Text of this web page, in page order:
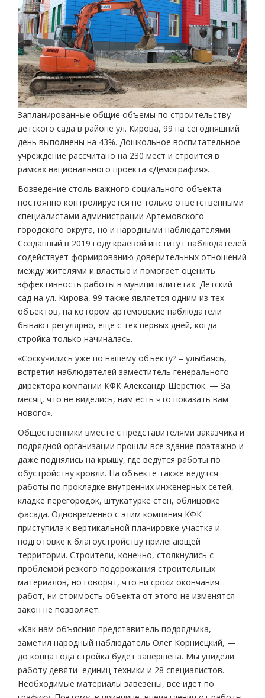
Запланированные общие объемы по строительству
детского сада в районе ул. Кирова, 99 на сегодняшний
день выполнены на 43%. Дошкольное воспитательное
учреждение рассчитано на 230 мест и строится в
рамках национального проекта «Демография».
Возведение столь важного социального объекта
постоянно контролируется не только ответственными
специалистами администрации Артемовского
городского округа, но и народными наблюдателями.
Созданный в 2019 году краевой институт наблюдателей
содействует формированию доверительных отношений
между жителями и властью и помогает оценить
эффективность работы в муниципалитетах. Детский
сад на ул. Кирова, 99 также является одним из тех
объектов, на котором артемовские наблюдатели
бывают регулярно, еще с тех первых дней, когда
стройка только начиналась.
«Соскучились уже по нашему объекту? – улыбаясь,
встретил наблюдателей заместитель генерального
директора компании КФК Александр Шерстюк. — За
месяц, что не виделись, нам есть что показать вам
нового».
Общественники вместе с представителями заказчика и
подрядной организации прошли все здание поэтажно и
даже поднялись на крышу, где ведутся работы по
обустройству кровли. На объекте также ведутся
работы по прокладке внутренних инженерных сетей,
кладке перегородок, штукатурке стен, облицовке
фасада. Одновременно с этим компания КФК
приступила к вертикальной планировке участка и
подготовке к благоустройству прилегающей
территории. Строители, конечно, столкнулись с
проблемой резкого подорожания строительных
материалов, но говорят, что ни сроки окончания
работ, ни стоимость объекта от этого не изменятся —
закон не позволяет.
«Как нам объяснил представитель подрядчика, —
заметил народный наблюдатель Олег Корниецкий, —
до конца года стройка будет завершена. Мы увидели
работу девяти единиц техники и 28 специалистов.
Необходимые материалы завезены, всё идет по